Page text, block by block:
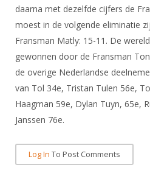
Leden van Verdiensten
Vacatures
Bondsbureau
Contact
Medewerkers
Formulieren
Schermpaspoort
Rolstoelschermen
Wedstrijdkalender
KNAS Keurmerk
NK's
JPT
JEC
Atletencommissie
Internationale Titeltoernooien
Internationale aanmeldingen
Nationale opleidingen
Internationale opleidingen
Opleidingen
Voor scheidsrechters
Scheidsrechterslijst
daarna met dezelfde cijfers de
moest in de volgende eliminatie
Fransman Matly: 15-11. De
gewonnen door de Fransman
de overige Nederlandse
van Tol 34e, Tristan Tulen 56e,
Haagman 59e, Dylan Tuyn, 65e,
Janssen 76e.
Log In To Post Comments